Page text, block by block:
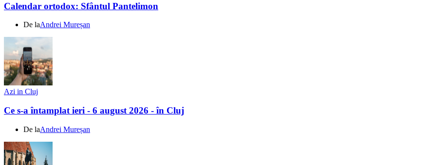
Calendar ortodox: Sfântul Pantelimon
De laAndrei Mureșan
Azi in Cluj
Ce s-a întamplat ieri - 6 august 2026 - în Cluj
De laAndrei Mureșan